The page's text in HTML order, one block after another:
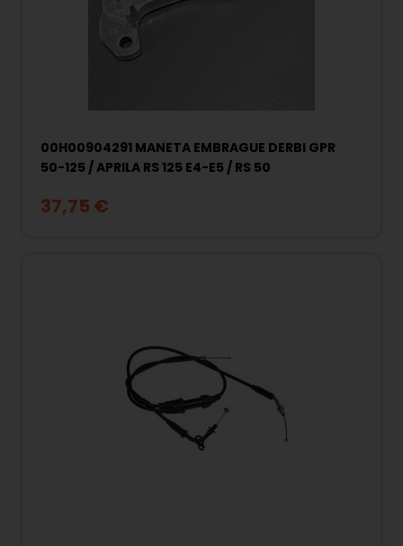
00H00904291 MANETA EMBRAGUE DERBI GPR
50-125 / APRILA RS 125 E4-E5 / RS 50
37,75 €